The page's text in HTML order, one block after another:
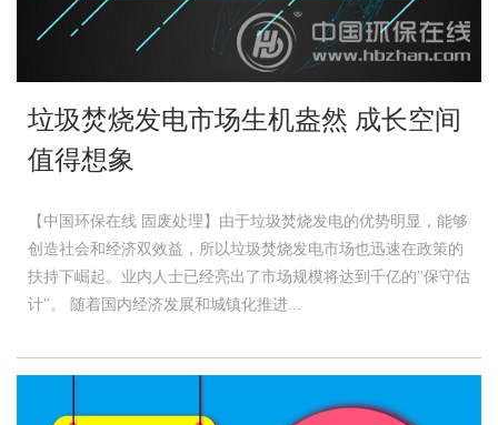
垃圾焚烧发电市场生机盎然 成长空间
值得想象
【中国环保在线 固废处理】由于垃圾焚烧发电的优势明显，能够
创造社会和经济双效益，所以垃圾焚烧发电市场也迅速在政策的
扶持下崛起。业内人士已经亮出了市场规模将达到千亿的"保守估
计"。 随着国内经济发展和城镇化推进...